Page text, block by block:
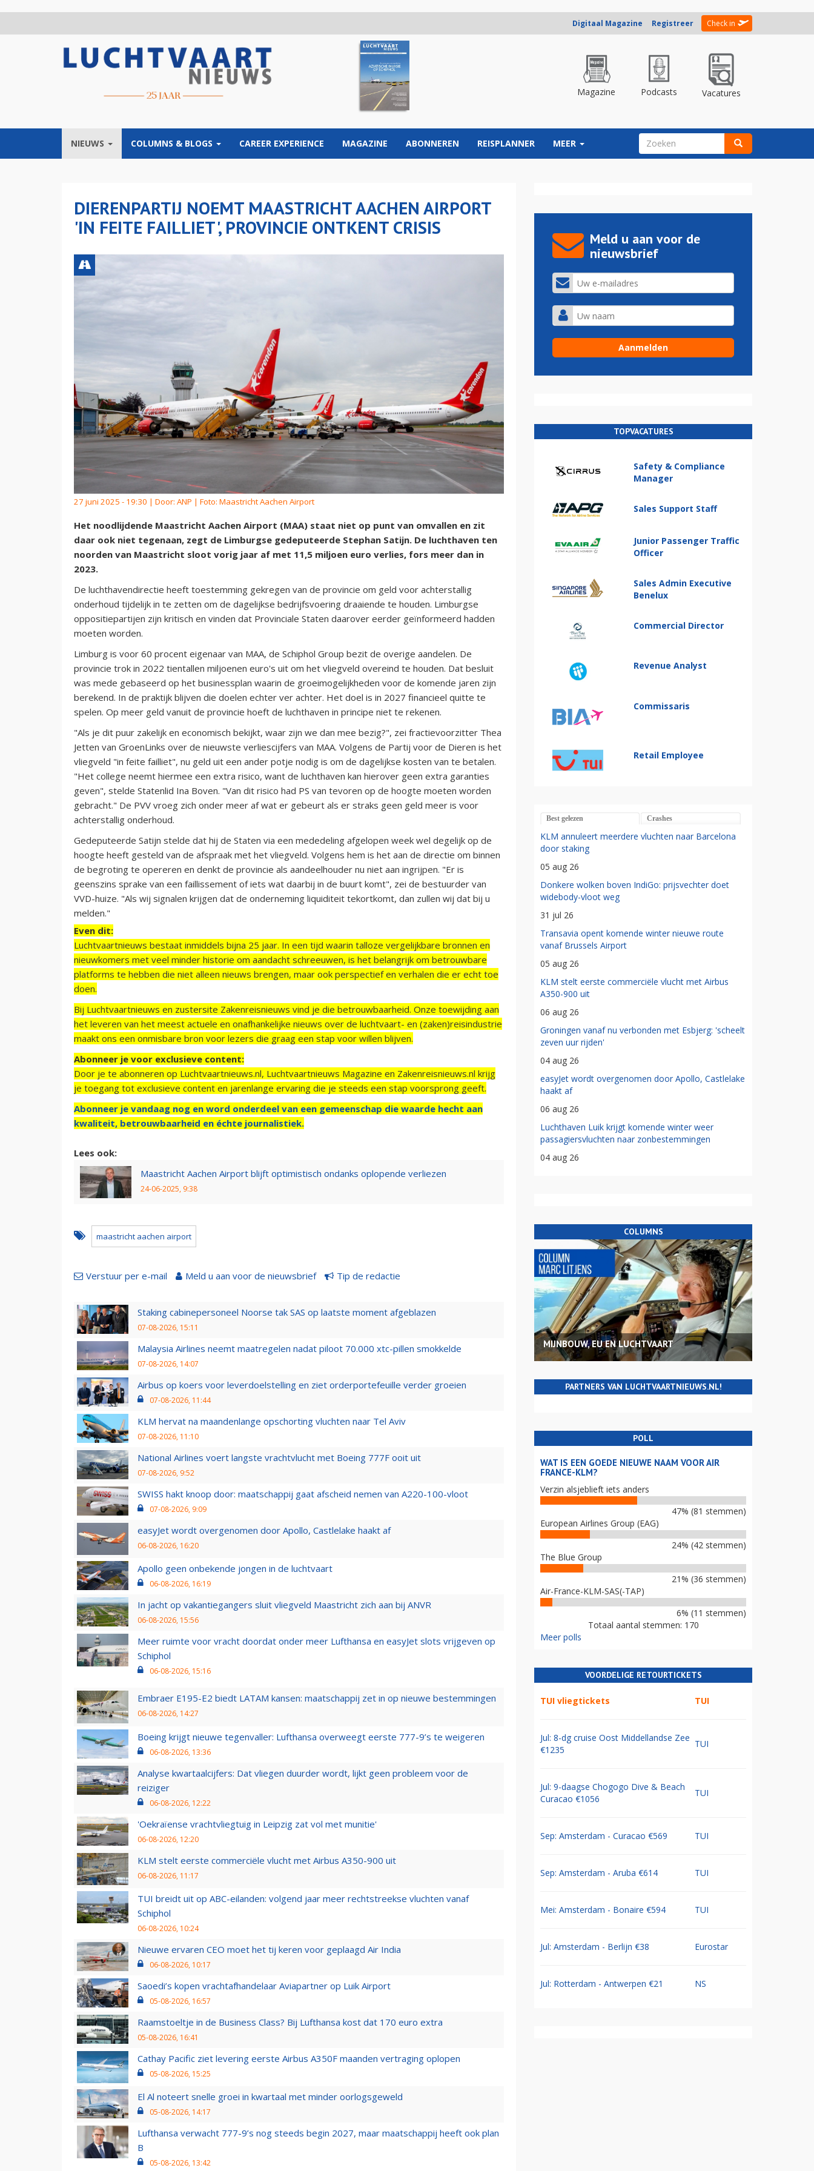
Digitaal Magazine Registreer Check in
Magazine Podcasts Vacatures
NIEUWS COLUMNS & BLOGS CAREER EXPERIENCE MAGAZINE ABONNEREN REISPLANNER MEER ZOEKVELD
DIERENPARTIJ NOEMT MAASTRICHT AACHEN AIRPORT
'IN FEITE FAILLIET', PROVINCIE ONTKENT CRISIS
27 juni 2025 - 19:30 | Door: ANP | Foto: Maastricht Aachen Airport
Het noodlijdende Maastricht Aachen Airport (MAA) staat niet op punt van omvallen en zit
daar ook niet tegenaan, zegt de Limburgse gedeputeerde Stephan Satijn. De luchthaven ten
noorden van Maastricht sloot vorig jaar af met 11,5 miljoen euro verlies, fors meer dan in
2023.
De luchthavendirectie heeft toestemming gekregen van de provincie om geld voor achterstallig
onderhoud tijdelijk in te zetten om de dagelijkse bedrijfsvoering draaiende te houden. Limburgse
oppositiepartijen zijn kritisch en vinden dat Provinciale Staten daarover eerder geïnformeerd hadden
moeten worden.
Limburg is voor 60 procent eigenaar van MAA, de Schiphol Group bezit de overige aandelen. De
provincie trok in 2022 tientallen miljoenen euro's uit om het vliegveld overeind te houden. Dat besluit
was mede gebaseerd op het businessplan waarin de groeimogelijkheden voor de komende jaren zijn
berekend. In de praktijk blijven die doelen echter ver achter. Het doel is in 2027 financieel quitte te
spelen. Op meer geld vanuit de provincie hoeft de luchthaven in principe niet te rekenen.
"Als je dit puur zakelijk en economisch bekijkt, waar zijn we dan mee bezig?", zei fractievoorzitter Thea
Jetten van GroenLinks over de nieuwste verliescijfers van MAA. Volgens de Partij voor de Dieren is het
vliegveld "in feite failliet", nu geld uit een ander potje nodig is om de dagelijkse kosten van te betalen.
"Het college neemt hiermee een extra risico, want de luchthaven kan hierover geen extra garanties
geven", stelde Statenlid Ina Boven. "Van dit risico had PS van tevoren op de hoogte moeten worden
gebracht." De PVV vroeg zich onder meer af wat er gebeurt als er straks geen geld meer is voor
achterstallig onderhoud.
Gedeputeerde Satijn stelde dat hij de Staten via een mededeling afgelopen week wel degelijk op de
hoogte heeft gesteld van de afspraak met het vliegveld. Volgens hem is het aan de directie om binnen
de begroting te opereren en denkt de provincie als aandeelhouder nu niet aan ingrijpen. "Er is
geenszins sprake van een faillissement of iets wat daarbij in de buurt komt", zei de bestuurder van
VVD-huize. "Als wij signalen krijgen dat de onderneming liquiditeit tekortkomt, dan zullen wij dat bij u
melden."
Even dit:
Luchtvaartnieuws bestaat inmiddels bijna 25 jaar. In een tijd waarin talloze vergelijkbare bronnen en
nieuwkomers met veel minder historie om aandacht schreeuwen, is het belangrijk om betrouwbare
platforms te hebben die niet alleen nieuws brengen, maar ook perspectief en verhalen die er echt toe
doen.
Bij Luchtvaartnieuws en zustersite Zakenreisnieuws vind je die betrouwbaarheid. Onze toewijding aan
het leveren van het meest actuele en onafhankelijke nieuws over de luchtvaart- en (zaken)reisindustrie
maakt ons een onmisbare bron voor lezers die graag een stap voor willen blijven.
Abonneer je voor exclusieve content:
Door je te abonneren op Luchtvaartnieuws.nl, Luchtvaartnieuws Magazine en Zakenreisnieuws.nl krijg
je toegang tot exclusieve content en jarenlange ervaring die je steeds een stap voorsprong geeft.
Abonneer je vandaag nog en word onderdeel van een gemeenschap die waarde hecht aan
kwaliteit, betrouwbaarheid en échte journalistiek.
Lees ook:
Maastricht Aachen Airport blijft optimistisch ondanks oplopende verliezen
24-06-2025, 9:38
maastricht aachen airport
Verstuur per e-mail Meld u aan voor de nieuwsbrief Tip de redactie
Staking cabinepersoneel Noorse tak SAS op laatste moment afgeblazen
07-08-2026, 15:11
Malaysia Airlines neemt maatregelen nadat piloot 70.000 xtc-pillen smokkelde
07-08-2026, 14:07
Airbus op koers voor leverdoelstelling en ziet orderportefeuille verder groeien
07-08-2026, 11:44
KLM hervat na maandenlange opschorting vluchten naar Tel Aviv
07-08-2026, 11:10
National Airlines voert langste vrachtvlucht met Boeing 777F ooit uit
07-08-2026, 9:52
SWISS hakt knoop door: maatschappij gaat afscheid nemen van A220-100-vloot
07-08-2026, 9:09
easyJet wordt overgenomen door Apollo, Castlelake haakt af
06-08-2026, 16:20
Apollo geen onbekende jongen in de luchtvaart
06-08-2026, 16:19
In jacht op vakantiegangers sluit vliegveld Maastricht zich aan bij ANVR
06-08-2026, 15:56
Meer ruimte voor vracht doordat onder meer Lufthansa en easyJet slots vrijgeven op
Schiphol
06-08-2026, 15:16
Embraer E195-E2 biedt LATAM kansen: maatschappij zet in op nieuwe bestemmingen
06-08-2026, 14:27
Boeing krijgt nieuwe tegenvaller: Lufthansa overweegt eerste 777-9’s te weigeren
06-08-2026, 13:36
Analyse kwartaalcijfers: Dat vliegen duurder wordt, lijkt geen probleem voor de
reiziger
06-08-2026, 12:22
'Oekraïense vrachtvliegtuig in Leipzig zat vol met munitie'
06-08-2026, 12:20
KLM stelt eerste commerciële vlucht met Airbus A350-900 uit
06-08-2026, 11:17
TUI breidt uit op ABC-eilanden: volgend jaar meer rechtstreekse vluchten vanaf
Schiphol
06-08-2026, 10:24
Nieuwe ervaren CEO moet het tij keren voor geplaagd Air India
06-08-2026, 10:17
Saoedi’s kopen vrachtafhandelaar Aviapartner op Luik Airport
05-08-2026, 16:57
Raamstoeltje in de Business Class? Bij Lufthansa kost dat 170 euro extra
05-08-2026, 16:41
Cathay Pacific ziet levering eerste Airbus A350F maanden vertraging oplopen
05-08-2026, 15:25
El Al noteert snelle groei in kwartaal met minder oorlogsgeweld
05-08-2026, 14:17
Lufthansa verwacht 777-9’s nog steeds begin 2027, maar maatschappij heeft ook plan
B
05-08-2026, 13:42
Meld u aan voor de
nieuwsbrief
TOPVACATURES
Safety & Compliance
Manager
Sales Support Staff
Junior Passenger Traffic
Officer
Sales Admin Executive
Benelux
Commercial Director
Revenue Analyst
Commissaris
Retail Employee
Best gelezen Crashes
KLM annuleert meerdere vluchten naar Barcelona
door staking
05 aug 26
Donkere wolken boven IndiGo: prijsvechter doet
widebody-vloot weg
31 jul 26
Transavia opent komende winter nieuwe route
vanaf Brussels Airport
05 aug 26
KLM stelt eerste commerciële vlucht met Airbus
A350-900 uit
06 aug 26
Groningen vanaf nu verbonden met Esbjerg: 'scheelt
zeven uur rijden'
04 aug 26
easyJet wordt overgenomen door Apollo, Castlelake
haakt af
06 aug 26
Luchthaven Luik krijgt komende winter weer
passagiersvluchten naar zonbestemmingen
04 aug 26
COLUMNS
MIJNBOUW, EU EN LUCHTVAART
PARTNERS VAN LUCHTVAARTNIEUWS.NL!
POLL
WAT IS EEN GOEDE NIEUWE NAAM VOOR AIR
FRANCE-KLM?
Verzin alsjeblieft iets anders
47% (81 stemmen)
European Airlines Group (EAG)
24% (42 stemmen)
The Blue Group
21% (36 stemmen)
Air-France-KLM-SAS(-TAP)
6% (11 stemmen)
Totaal aantal stemmen: 170
Meer polls
VOORDELIGE RETOURTICKETS
TUI vliegtickets TUI
Jul: 8-dg cruise Oost Middellandse Zee
€1235
TUI
Jul: 9-daagse Chogogo Dive & Beach
Curacao €1056
TUI
Sep: Amsterdam - Curacao €569 TUI
Sep: Amsterdam - Aruba €614 TUI
Mei: Amsterdam - Bonaire €594 TUI
Jul: Amsterdam - Berlijn €38 Eurostar
Jul: Rotterdam - Antwerpen €21 NS